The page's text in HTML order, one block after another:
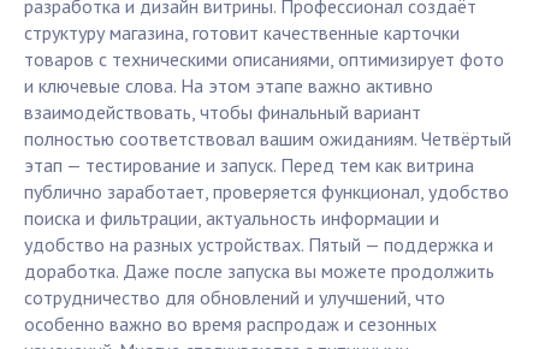
разработка и дизайн витрины. Профессионал создаёт
структуру магазина, готовит качественные карточки
товаров с техническими описаниями, оптимизирует фото
и ключевые слова. На этом этапе важно активно
взаимодействовать, чтобы финальный вариант
полностью соответствовал вашим ожиданиям. Четвёртый
этап — тестирование и запуск. Перед тем как витрина
публично заработает, проверяется функционал, удобство
поиска и фильтрации, актуальность информации и
удобство на разных устройствах. Пятый — поддержка и
доработка. Даже после запуска вы можете продолжить
сотрудничество для обновлений и улучшений, что
особенно важно во время распродаж и сезонных